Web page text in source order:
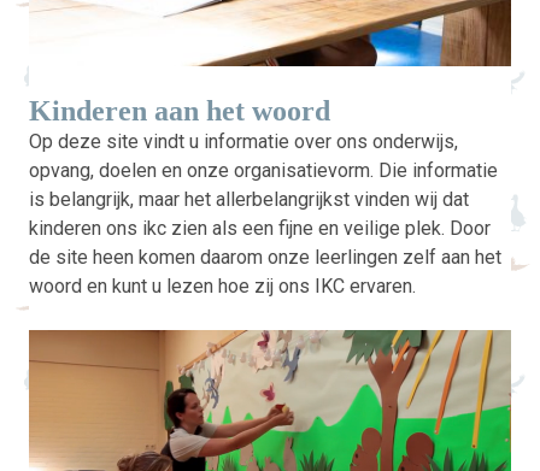
Kinderen aan het woord
Op deze site vindt u informatie over ons onderwijs,
opvang, doelen en onze organisatievorm. Die informatie
is belangrijk, maar het allerbelangrijkst vinden wij dat
kinderen ons ikc zien als een fijne en veilige plek. Door
de site heen komen daarom onze leerlingen zelf aan het
woord en kunt u lezen hoe zij ons IKC ervaren.